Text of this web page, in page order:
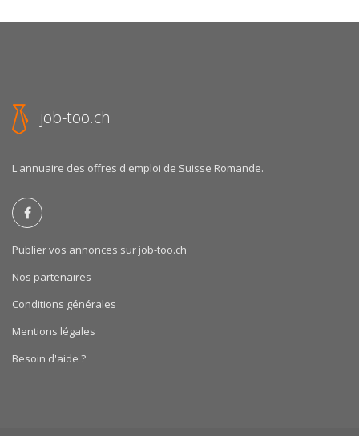
job-too.ch
L'annuaire des offres d'emploi de Suisse Romande.
Publier vos annonces sur job-too.ch
Nos partenaires
Conditions générales
Mentions légales
Besoin d'aide ?